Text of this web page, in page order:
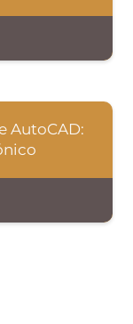
AutoCAD: